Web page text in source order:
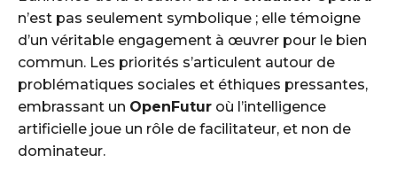
n’est pas seulement symbolique ; elle témoigne
d’un véritable engagement à œuvrer pour le bien
commun. Les priorités s’articulent autour de
problématiques sociales et éthiques pressantes,
embrassant un OpenFutur où l’intelligence
artificielle joue un rôle de facilitateur, et non de
dominateur.